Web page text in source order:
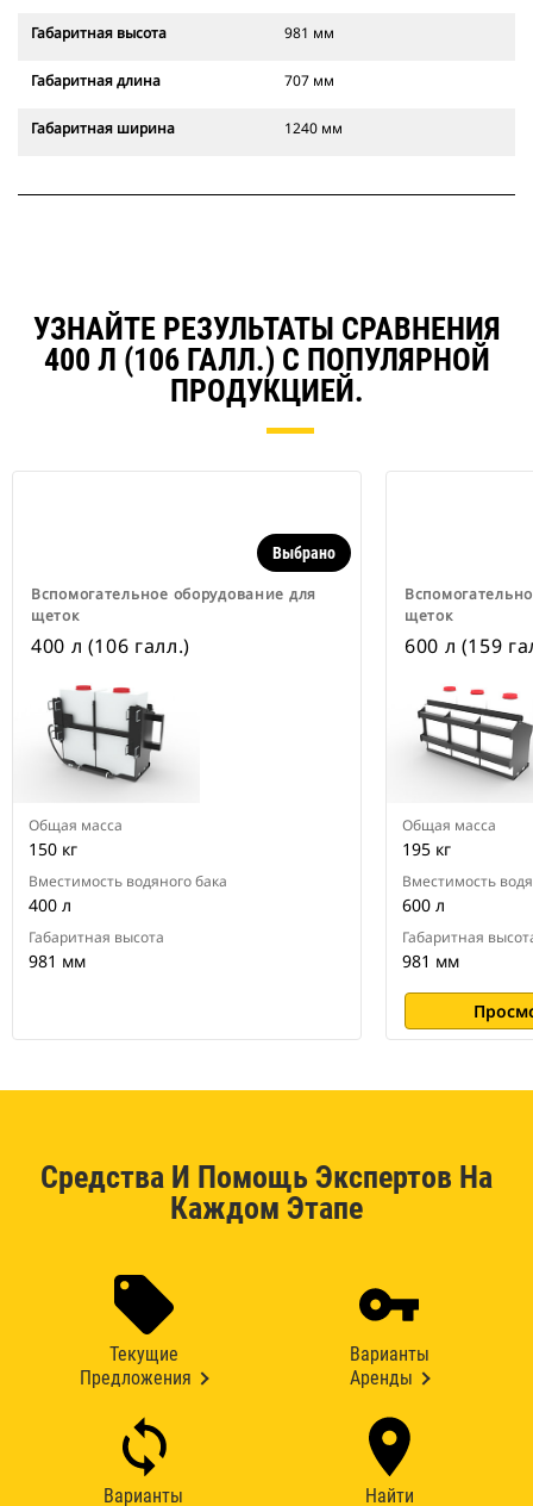
Габаритная высота 981 мм
Габаритная длина 707 мм
Габаритная ширина 1240 мм
УЗНАЙТЕ РЕЗУЛЬТАТЫ СРАВНЕНИЯ
400 Л (106 ГАЛЛ.) С ПОПУЛЯРНОЙ
ПРОДУКЦИЕЙ.
Вспомогательное оборудование для
щеток
Выбрано
400 л (106 галл.)
Общая масса
150 кг
Вместимость водяного бака
400 л
Габаритная высота
981 мм
щеток
600 л (159
Общая масса
195 кг
Вместимость
600 л
Габаритная
981 мм
Средства И Помощь Экспертов На
Каждом Этапе
Текущие
Предложения
Варианты
Аренды
Варианты Найти